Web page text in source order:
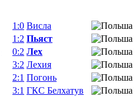
1:0 Висла
1:2 Пьяст
0:2 Лех
3:2 Лехия
2:1 Погонь
3:1 ГКС Белхатув